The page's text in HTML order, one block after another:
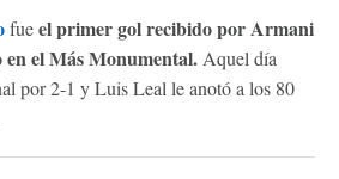
fueel primer gol recibido por Armani
en el Más Monumental. Aquel día
por 2-1 y Luis Leal le anotó a los 80